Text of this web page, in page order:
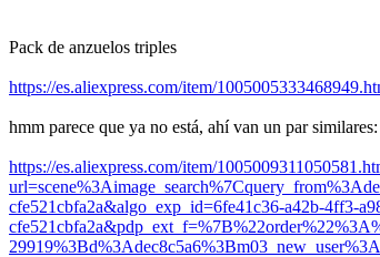
Pack de anzuelos triples
https://es.aliexpress.com/item/
hmm parece que ya no está, ahí van un par similares:
https://es.aliexpress.com/item/
cfe521cbfa2a&algo_exp_id=6fe41c36-a42b-4ff3-